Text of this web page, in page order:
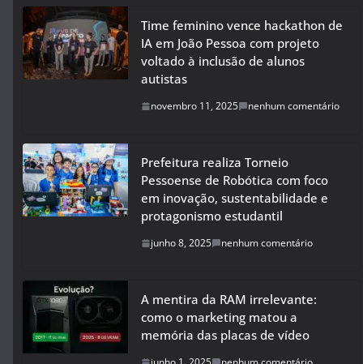
Time feminino vence hackathon de
IA em João Pessoa com projeto
voltado à inclusão de alunos
autistas
novembro 11, 2025 nenhum comentário
Prefeitura realiza Torneio
Pessoense de Robótica com foco
em inovação, sustentabilidade e
protagonismo estudantil
junho 8, 2025 nenhum comentário
A mentira da RAM irrelevante:
como o marketing matou a
memória das placas de vídeo